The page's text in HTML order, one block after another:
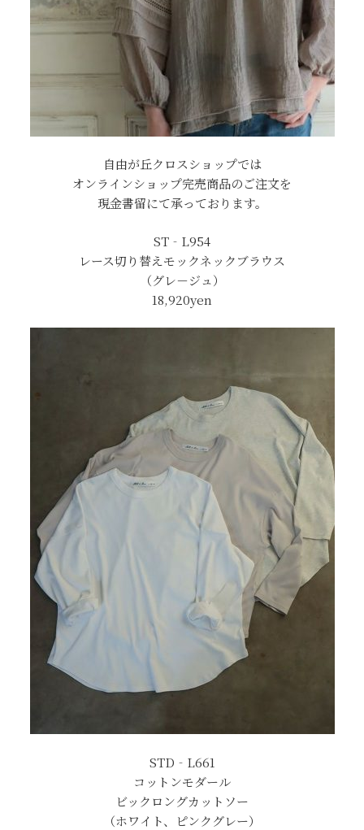
自由が丘クロスショップでは
オンラインショップ完売商品のご注文を
現金書留にて承っております。
ST‐L954
レース切り替えモックネックブラウス
（グレ－ジュ）
18,920yen
STD‐L661
コットンモダール
ビックロングカットソー
（ホワイト、ピンクグレー）